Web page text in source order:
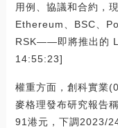
用例、協議和合約，
Ethereum、BSC、
RSK——即將推出的
14:55:23]
權重方面，創科實業
麥格理發布研究報告
91港元，下調2023/